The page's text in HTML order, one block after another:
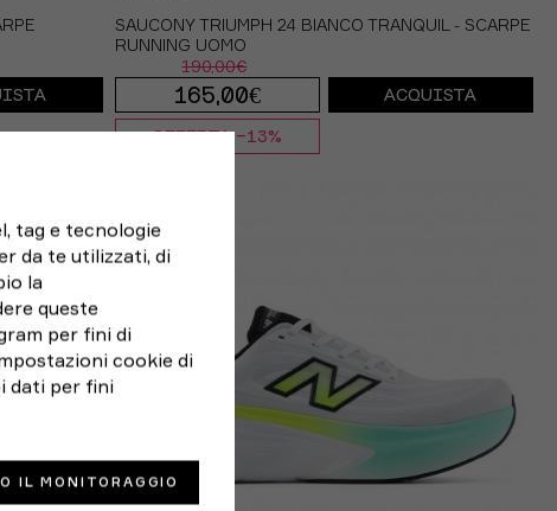
9.5
10,5
11,5
SAUCONY TRIUMPH 24 BIANCO TRANQUIL - SCARPE
RUNNING UOMO
190,00€
165,00€
EUR 45 / US 11
ACQUISTA
OFFERTA -13%
tag e tecnologie
da te utilizzati, di
la
queste
per fini di
cookie di
dati per fini
IL MONITORAGGIO